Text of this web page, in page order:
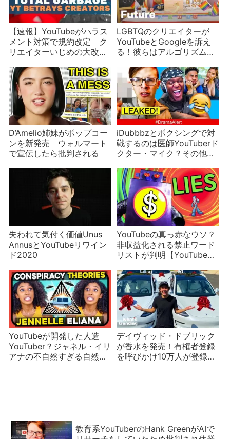
【速報】YouTubeがハラス
メント対策で規約改定 ク
リエイターいじめの大改
LGBTQのクリエイターが
YouTubeとGoogleを訴え
る！彼らはアルゴリズム的
【part2/5】
D’Amelio姉妹がポップコー
ンを新発売 ウォルマート
で宣伝したら批判される
iDubbbzとボクシングで対
戦するのは医師YouTuberド
クター・マイク？その他の
失われて気付く価値Unus
AnnusとYouTubeリワイン
ド2020
YouTubeの真っ赤なウソ？
非収益化される禁止ワード
リストが判明【YouTubeの
part3/5】
YouTubeが開発した人造
YouTuber？ジャネル・イリ
アナの不自然すぎる自然さ
デイヴィッド・ドブリック
が香水を発売！有権者登録
を呼びかけ10万人が登録す
教育系YouTuberのHank GreenがAIで